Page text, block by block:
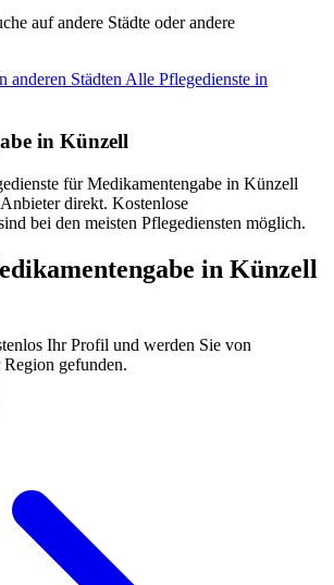
auf andere Städte oder andere
anderen Städten Alle Pflegedienste in
in Künzell
für Medikamentengabe in Künzell
direkt. Kostenlose
bei den meisten Pflegediensten möglich.
in Künzell
Ihr Profil und werden Sie von
gefunden.